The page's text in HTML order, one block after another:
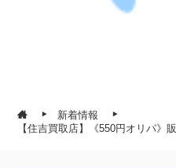
新着情報
【住吉買取店】《550円オリパ》